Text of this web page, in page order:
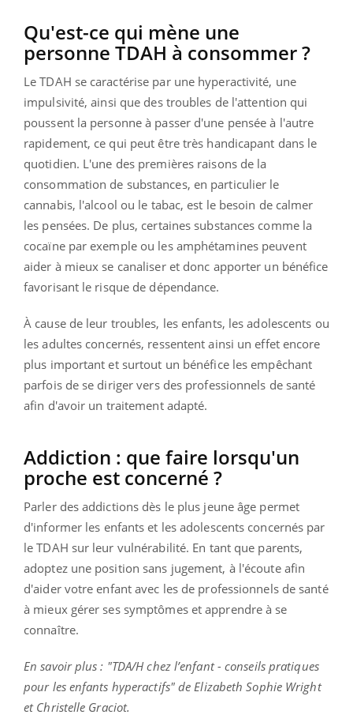
Qu'est-ce qui mène une
personne TDAH à consommer ?
Le TDAH se caractérise par une hyperactivité, une
impulsivité, ainsi que des troubles de l'attention qui
poussent la personne à passer d'une pensée à l'autre
rapidement, ce qui peut être très handicapant dans le
quotidien. L'une des premières raisons de la
consommation de substances, en particulier le
cannabis, l'alcool ou le tabac, est le besoin de calmer
les pensées. De plus, certaines substances comme la
cocaïne par exemple ou les amphétamines peuvent
aider à mieux se canaliser et donc apporter un bénéfice
favorisant le risque de dépendance.
À cause de leur troubles, les enfants, les adolescents ou
les adultes concernés, ressentent ainsi un effet encore
plus important et surtout un bénéfice les empêchant
parfois de se diriger vers des professionnels de santé
afin d'avoir un traitement adapté.
Addiction : que faire lorsqu'un
proche est concerné ?
Parler des addictions dès le plus jeune âge permet
d'informer les enfants et les adolescents concernés par
le TDAH sur leur vulnérabilité. En tant que parents,
adoptez une position sans jugement, à l'écoute afin
d'aider votre enfant avec les de professionnels de santé
à mieux gérer ses symptômes et apprendre à se
connaître.
En savoir plus : "TDA/H chez l’enfant - conseils pratiques
pour les enfants hyperactifs" de Elizabeth Sophie Wright
et Christelle Graciot.